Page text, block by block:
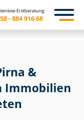
Erstberatung
- 884 916 68
&
Immobilien